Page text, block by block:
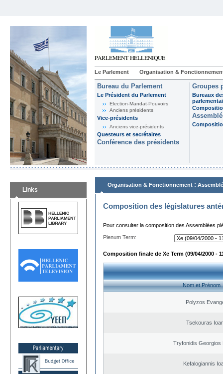
Le Parlement Organisation &
Bureau du Parlement
Le Président du Parlement
Election-Mandat-Pouvoirs
Anciens présidents
Vice-présidents
Anciens vice-présidents
Questeurs et secrétaires
Conférence des présidents
Groupes
Bureaux
Links
Organisation & Fonctionnement :
Composition des législatures
Pour consulter la composition des Assemblées
Plenum Term:
Composition finale de Xe Term (09/04/2000 -
Nom et Prénom
Polyzos
Tsekouras
Tryfonidis Georgios
Kefalogiannis